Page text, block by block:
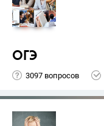
ОГЭ
3097 вопросов